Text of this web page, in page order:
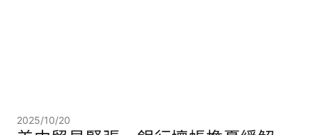
2025/10/20